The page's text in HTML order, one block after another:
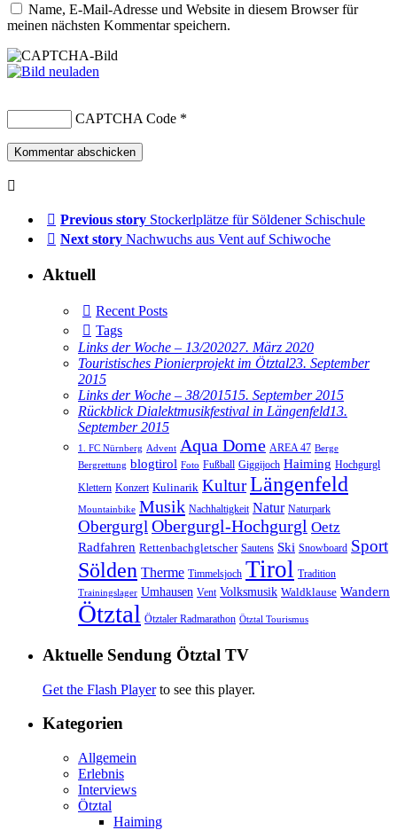
Name, E-Mail-Adresse und Website in diesem Browser für
meinen nächsten Kommentar speichern.
CAPTCHA Code *
Previous story Stockerlplätze für Söldener Schischule
Next story Nachwuchs aus Vent auf Schiwoche
Aktuell
Recent Posts
Tags
Links der Woche – 13/202027. März 2020
Touristisches Pionierprojekt im Ötztal23. September
2015
Links der Woche – 38/201515. September 2015
Rückblick Dialektmusikfestival in Längenfeld13.
September 2015
1. FC Nürnberg Advent Aqua Dome AREA 47 Berge
Bergrettung blogtirol Foto Fußball Giggijoch Haiming Hochgurgl
Klettern Konzert Kulinarik KulturLängenfeld
Mountainbike Musik Nachhaltigkeit Natur Naturpark
ObergurglObergurgl-Hochgurgl Oetz
Radfahren Rettenbachgletscher Sautens Ski Snowboard Sport
Sölden Therme Timmelsjoch Tirol Tradition
Trainingslager Umhausen Vent Volksmusik Waldklause Wandern
Ötztal Ötztaler Radmarathon Ötztal Tourismus
Aktuelle Sendung Ötztal TV
Get the Flash Playerto see this player.
Kategorien
Allgemein
Erlebnis
Interviews
Ötztal
Haiming